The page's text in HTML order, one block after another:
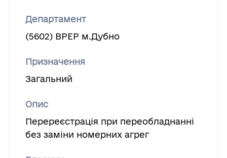
Департамент
(5602) ВРЕР м.Дубно
Призначення
Загальний
Опис
Перереєстрацiя при переобладнаннi
без замiни номерних агрег